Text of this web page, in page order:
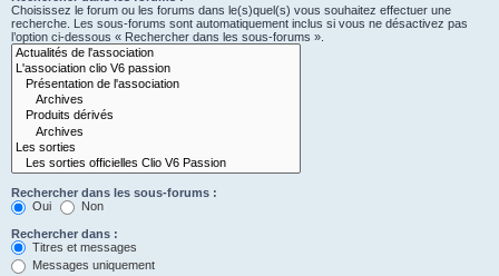
Choisissez le forum ou les forums dans le(s)quel(s) vous souhaitez effectuer une
recherche. Les sous-forums sont automatiquement inclus si vous ne désactivez pas
l’option ci-dessous « Rechercher dans les sous-forums ».
Rechercher dans les sous-forums :
Oui
Non
Rechercher dans :
Titres et messages
Messages uniquement